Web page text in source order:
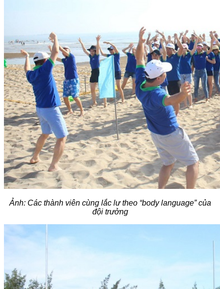
Ảnh: Các thành viên cùng lắc lư theo “body language” của
đội trưởng